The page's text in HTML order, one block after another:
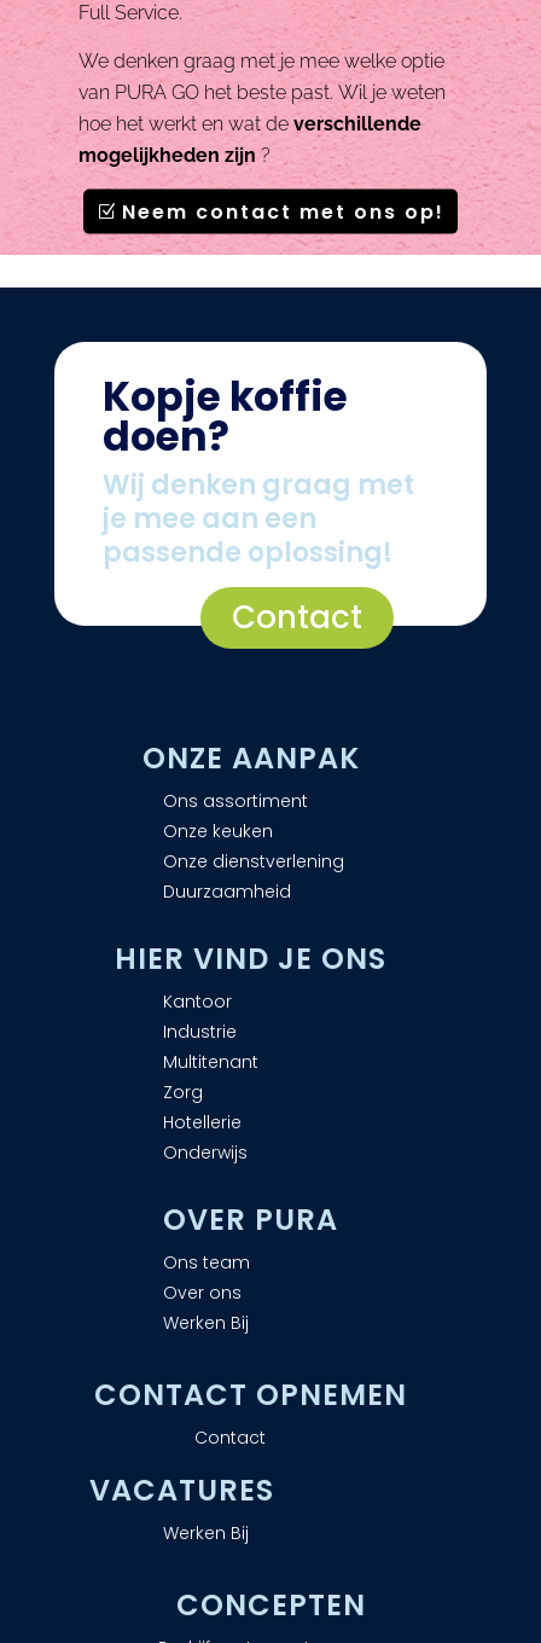
Full Service.
We denken graag met je mee welke optie
van PURA GO het beste past. Wil je weten
hoe het werkt en wat de verschillende
mogelijkheden zijn ?
Neem contact met ons op!
Kopje koffie
doen?
Wij denken graag met
je mee aan een
passende oplossing!
Contact
ONZE AANPAK
Ons assortiment
Onze keuken
Onze dienstverlening
Duurzaamheid
HIER VIND JE ONS
Kantoor
Industrie
Multitenant
Zorg
Hotellerie
Onderwijs
OVER PURA
Ons team
Over ons
Werken Bij
CONTACT OPNEMEN
Contact
VACATURES
Werken Bij
CONCEPTEN